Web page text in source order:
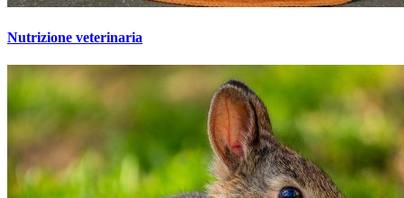
Nutrizione veterinaria